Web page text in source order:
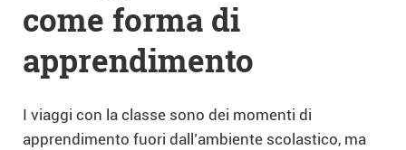
come forma di
apprendimento
I viaggi con la classe sono dei momenti di
apprendimento fuori dall’ambiente scolastico, ma